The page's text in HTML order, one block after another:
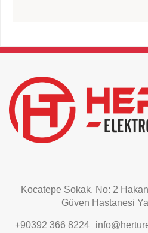
field
left
blank
Kocatepe Sokak. No: 2
Güven Hastanesi
+90392 366 8224